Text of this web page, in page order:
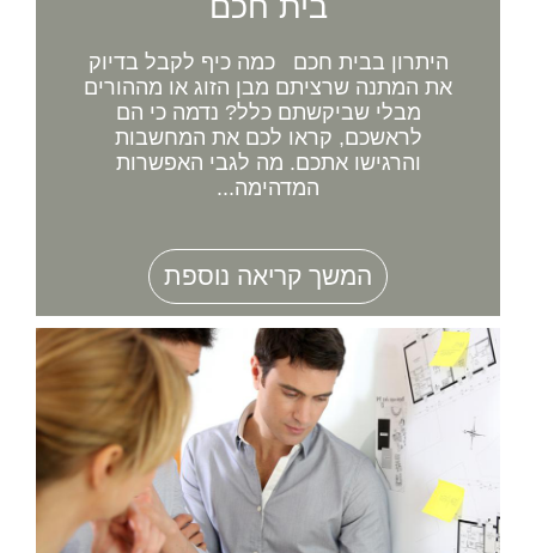
היתרון בבית חכם כמה כיף לקבל בדיוק
את המתנה שרציתם מבן הזוג או מההורים
מבלי שביקשתם כלל? נדמה כי הם
לראשכם, קראו לכם את המחשבות
והרגישו אתכם. מה לגבי האפשרות
המדהימה...
המשך קריאה נוספת